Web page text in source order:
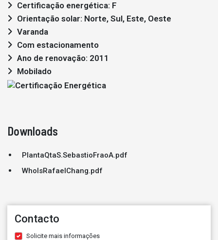
Certificação energética: F
Orientação solar: Norte, Sul, Este, Oeste
Varanda
Com estacionamento
Ano de renovação: 2011
Mobilado
Downloads
PlantaQtaS.SebastioFraoA.pdf
WhoIsRafaelChang.pdf
Contacto
Solicite mais informações